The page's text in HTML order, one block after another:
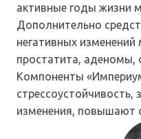
активные годы жизни
Дополнительно
негативных
простатита, аденомы,
Компоненты
изменения, повышают